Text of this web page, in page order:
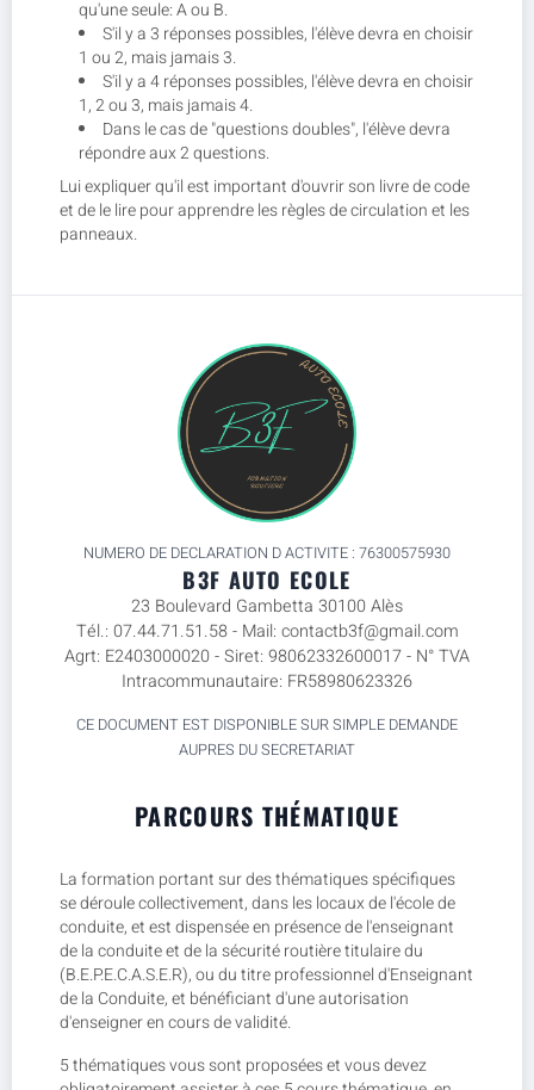
qu'une seule: A ou B.
S'il y a 3 réponses possibles, l'élève devra en choisir
1 ou 2, mais jamais 3.
S'il y a 4 réponses possibles, l'élève devra en choisir
1, 2 ou 3, mais jamais 4.
Dans le cas de "questions doubles", l'élève devra
répondre aux 2 questions.
Lui expliquer qu'il est important d'ouvrir son livre de code
et de le lire pour apprendre les règles de circulation et les
panneaux.
NUMERO DE DECLARATION D ACTIVITE : 76300575930
B3F AUTO ECOLE
23 Boulevard Gambetta 30100 Alès
Tél.: 07.44.71.51.58 - Mail: contactb3f@gmail.com
Agrt: E2403000020 - Siret: 98062332600017 - N° TVA
Intracommunautaire: FR58980623326
CE DOCUMENT EST DISPONIBLE SUR SIMPLE DEMANDE
AUPRES DU SECRETARIAT
PARCOURS THÉMATIQUE
La formation portant sur des thématiques spécifiques
se déroule collectivement, dans les locaux de l'école de
conduite, et est dispensée en présence de l'enseignant
de la conduite et de la sécurité routière titulaire du
(B.E.P.E.C.A.S.E.R), ou du titre professionnel d'Enseignant
de la Conduite, et bénéficiant d'une autorisation
d'enseigner en cours de validité.
5 thématiques vous sont proposées et vous devez